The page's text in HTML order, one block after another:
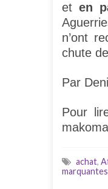
et en
n’ont
chute
Par
Pour
achat,
marquantes